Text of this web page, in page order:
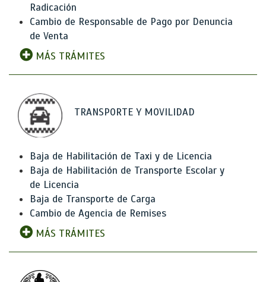
Radicación
Cambio de Responsable de Pago por Denuncia
de Venta
MÁS TRÁMITES
TRANSPORTE Y MOVILIDAD
Baja de Habilitación de Taxi y de Licencia
Baja de Habilitación de Transporte Escolar y
de Licencia
Baja de Transporte de Carga
Cambio de Agencia de Remises
MÁS TRÁMITES